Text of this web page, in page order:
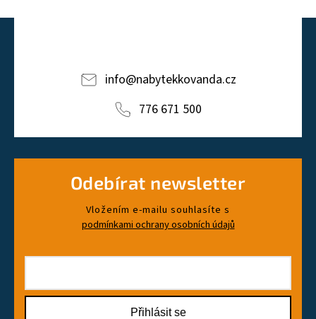
info@nabytekkovanda.cz
776 671 500
Odebírat newsletter
Vložením e-mailu souhlasíte s
podmínkami ochrany osobních údajů
Přihlásit se